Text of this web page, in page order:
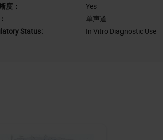
度：
Yes
单声道
Status:
In Vitro Diagnostic Use